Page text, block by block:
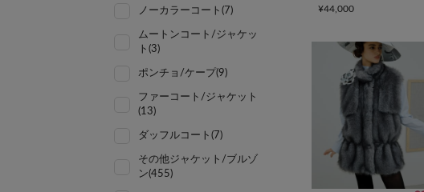
ルベスト
¥44,000
ノーカラーコート(7)
ムートンコート/ジャケッ
ト(3)
ポンチョ/ケープ(9)
ファーコート/ジャケット
(13)
ダッフルコート(7)
その他ジャケット/ブルゾ
ン(455)